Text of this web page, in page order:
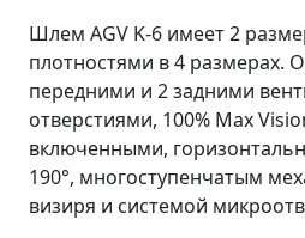
Шлем AGV K-6 имеет 2
плотностями в 4 размерах.
передними и 2 задними
отверстиями, 100% Max
включенными,
190°, многоступенчатым
визиря и системой